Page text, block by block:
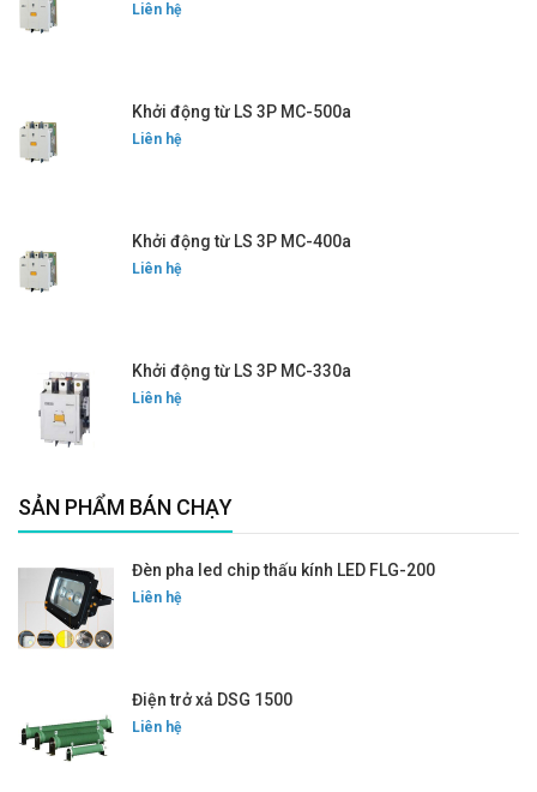
Liên hệ
Khởi động từ LS 3P MC-500a
Liên hệ
Khởi động từ LS 3P MC-400a
Liên hệ
Khởi động từ LS 3P MC-330a
Liên hệ
SẢN PHẨM BÁN CHẠY
Đèn pha led chip thấu kính LED FLG-200
Liên hệ
Điện trở xả DSG 1500
Liên hệ